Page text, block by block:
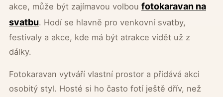
akce, může být zajímavou volbou fotokaravan na
svatbu. Hodí se hlavně pro venkovní svatby,
festivaly a akce, kde má být atrakce vidět už z
dálky.
Fotokaravan vytváří vlastní prostor a přidává akci
osobitý styl. Hosté si ho často fotí ještě dřív, než